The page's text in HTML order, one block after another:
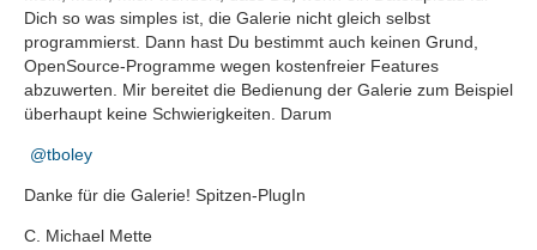
Dich so was simples ist, die Galerie nicht gleich selbst
programmierst. Dann hast Du bestimmt auch keinen Grund,
OpenSource-Programme wegen kostenfreier Features
abzuwerten. Mir bereitet die Bedienung der Galerie zum Beispiel
überhaupt keine Schwierigkeiten. Darum
tboley
Danke für die Galerie! Spitzen-PlugIn
C. Michael Mette